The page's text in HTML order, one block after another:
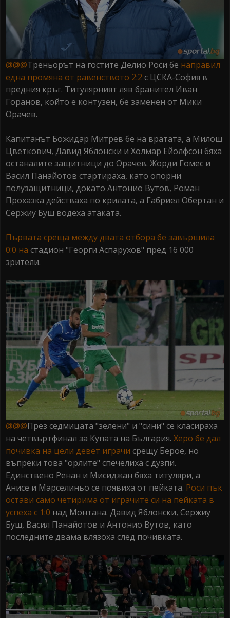
@@@Треньорът на гостите Делио Роси бе направил
една промяна от равенството 2:2 с ЦСКА-София в
предния кръг. Титулярният ляв бранител Иван
Горанов, който е контузен, бе заменен от Мики
Орачев.
Капитанът Божидар Митрев бе на вратата, а Милош
Цветкович, Давид Яблонски и Холмар Ейолфсон бяха
останалите защитници до Орачев. Жорди Гомес и
Васил Панайотов стартираха, като опорни
полузащитници, докато Антонио Вутов, Роман
Прохазка действаха по крилата, а Габриел Обертан и
Сержиу Буш водеха атаката.
Първата среща между двата отбора бе завършила
0:0 на стадион "Георги Аспарухов" пред 16 000
зрители.
@@@През седмицата "зелени" и "сини" се класираха
на четвъртфинал за Купата на България. Херо бе дал
почивка на цели девет играчи срещу Берое, но
въпреки това "орлите" спечелиха с дузпи.
Единствено Ренан и Мисиджан бяха титуляри, а
Анисе и Марселиньо се появиха от пейката. Роси пък
остави само четирима от играчите си на пейката в
успеха с 1:0 над Монтана. Давид Яблонски, Сержиу
Буш, Васил Панайотов и Антонио Вутов, като
последните двама влязоха след почивката.